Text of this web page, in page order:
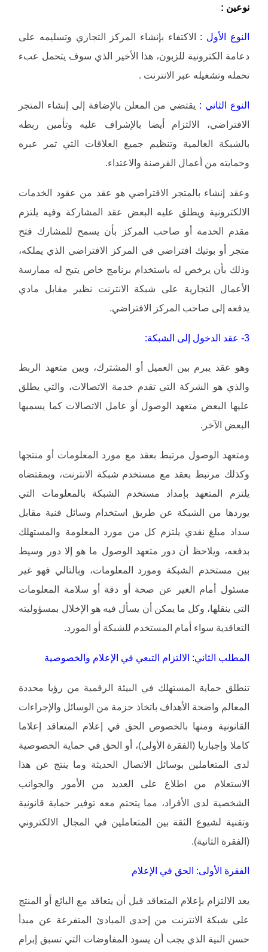
نوعين :
النوع الأول : الاكتفاء بإنشاء المركز التجاري وتسليمه على
دعامة الكترونية للزبون، هذا الأخير الذي سوف يتحمل عبء
تحمله وتشغيله عبر الانترنت .
النوع الثاني : يقتضي من المعلن بالإضافة إلى إنشاء المتجر
الافتراضي، الالتزام أيضا بالإشراف عليه وتأمين ربطه
بالشبكة العالمية وتنظيم جميع العلاقات التي تمر عبره
وحمايته من أعمال القرصنة والاعتداء.
وعقد إنشاء بالمتجر الافتراضي هو عقد من عقود الخدمات
الالكترونية ويطلق عليه البعض عقد المشاركة وفيه يلتزم
مقدم الخدمة أو صاحب المركز بأن يسمح للمشارك فتح
متجر أو بوتيك افتراضي في المركز الافتراضي الذي يملكه،
وذلك بأن يرخص له باستخدام برنامج خاص يتيح له ممارسة
الأعمال التجارية على شبكة الانترنت نظير مقابل مادي
يدفعه إلى صاحب المركز الافتراضي.
3- عقد الدخول إلى الشبكة:
وهو عقد يبرم بين العميل أو المشترك، وبين متعهد الربط
والذي هو الشركة التي تقدم خدمة الاتصالات، والتي يطلق
عليها البعض متعهد الوصول أو عامل الاتصالات كما يسميها
البعض الآخر.
ومتعهد الوصول مرتبط بعقد مع مورد المعلومات أو منتجها
وكذلك مرتبط بعقد مع مستخدم شبكة الانترنت، وبمقتضاه
يلتزم المتعهد بإمداد مستخدم الشبكة بالمعلومات التي
يوردها من الشبكة عن طريق استخدام وسائل فنية مقابل
سداد مبلغ نقدي يلتزم كل من مورد المعلومة والمستهلك
بدفعه، ويلاحظ أن دور متعهد الوصول ما هو إلا دور وسيط
بين مستخدم الشبكة ومورد المعلومات، وبالتالي فهو غير
مسئول أمام الغير عن صحة أو دقة أو سلامة المعلومات
التي ينقلها، وكل ما يمكن أن يسأل فيه هو الإخلال بمسؤوليته
التعاقدية سواء أمام المستخدم للشبكة أو المورد.
المطلب الثاني: الالتزام التبعي في الإعلام والخصوصية
تنطلق حماية المستهلك في البيئة الرقمية من رؤيا محددة
المعالم واضحة الأهداف باتخاذ حزمة من الوسائل والإجراءات
القانونية ومنها بالخصوص الحق في إعلام المتعاقد إعلاما
كاملا وإجباريا (الفقرة الأولى)، أو الحق في حماية الخصوصية
لدى المتعاملين بوسائل الاتصال الحديثة وما ينتج عن هذا
الاستعلام من اطلاع على العديد من الأمور والجوانب
الشخصية لدى الأفراد، مما يتحتم معه توفير حماية قانونية
وتقنية لشيوع الثقة بين المتعاملين في المجال الالكتروني
(الفقرة الثانية).
الفقرة الأولى: الحق في الإعلام
يعد الالتزام بإعلام المتعاقد قبل أن يتعاقد مع البائع أو المنتج
على شبكة الانترنت من إحدى المبادئ المتفرعة عن مبدأ
حسن النية الذي يجب أن يسود المفاوضات التي تسبق إبرام